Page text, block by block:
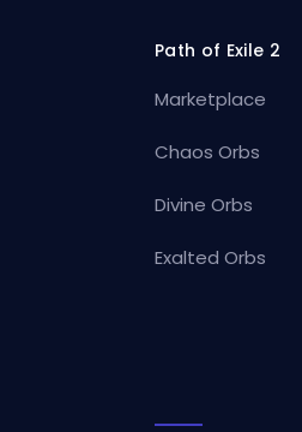
Path of Exile 2
Marketplace
Chaos Orbs
Divine Orbs
Exalted Orbs